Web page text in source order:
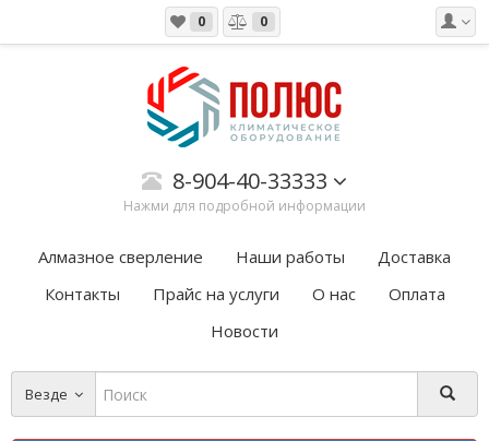
0 0
8-904-40-33333
Нажми для подробной информации
Алмазное сверление Наши работы
Доставка
Контакты
Прайс на услуги О нас
Оплата
Новости
Везде